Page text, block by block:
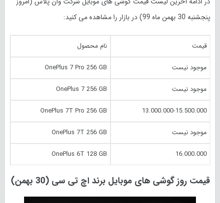
پنجشنبه 30 بهمن ماه
99) در بازار را مشاهده می کنید:
قیمت نام محصول
موجود نیست OnePlus 7 Pro 256 GB
موجود نیست OnePlus 7 256 GB
13.000.000-15.500.000
OnePlus 7T Pro 256 GB
موجود نیست OnePlus 7T 256 GB
16.000.000
OnePlus 6T 128 GB
قیمت روز گوشی های موبایل برند اچ تی سی (30 بهمن)